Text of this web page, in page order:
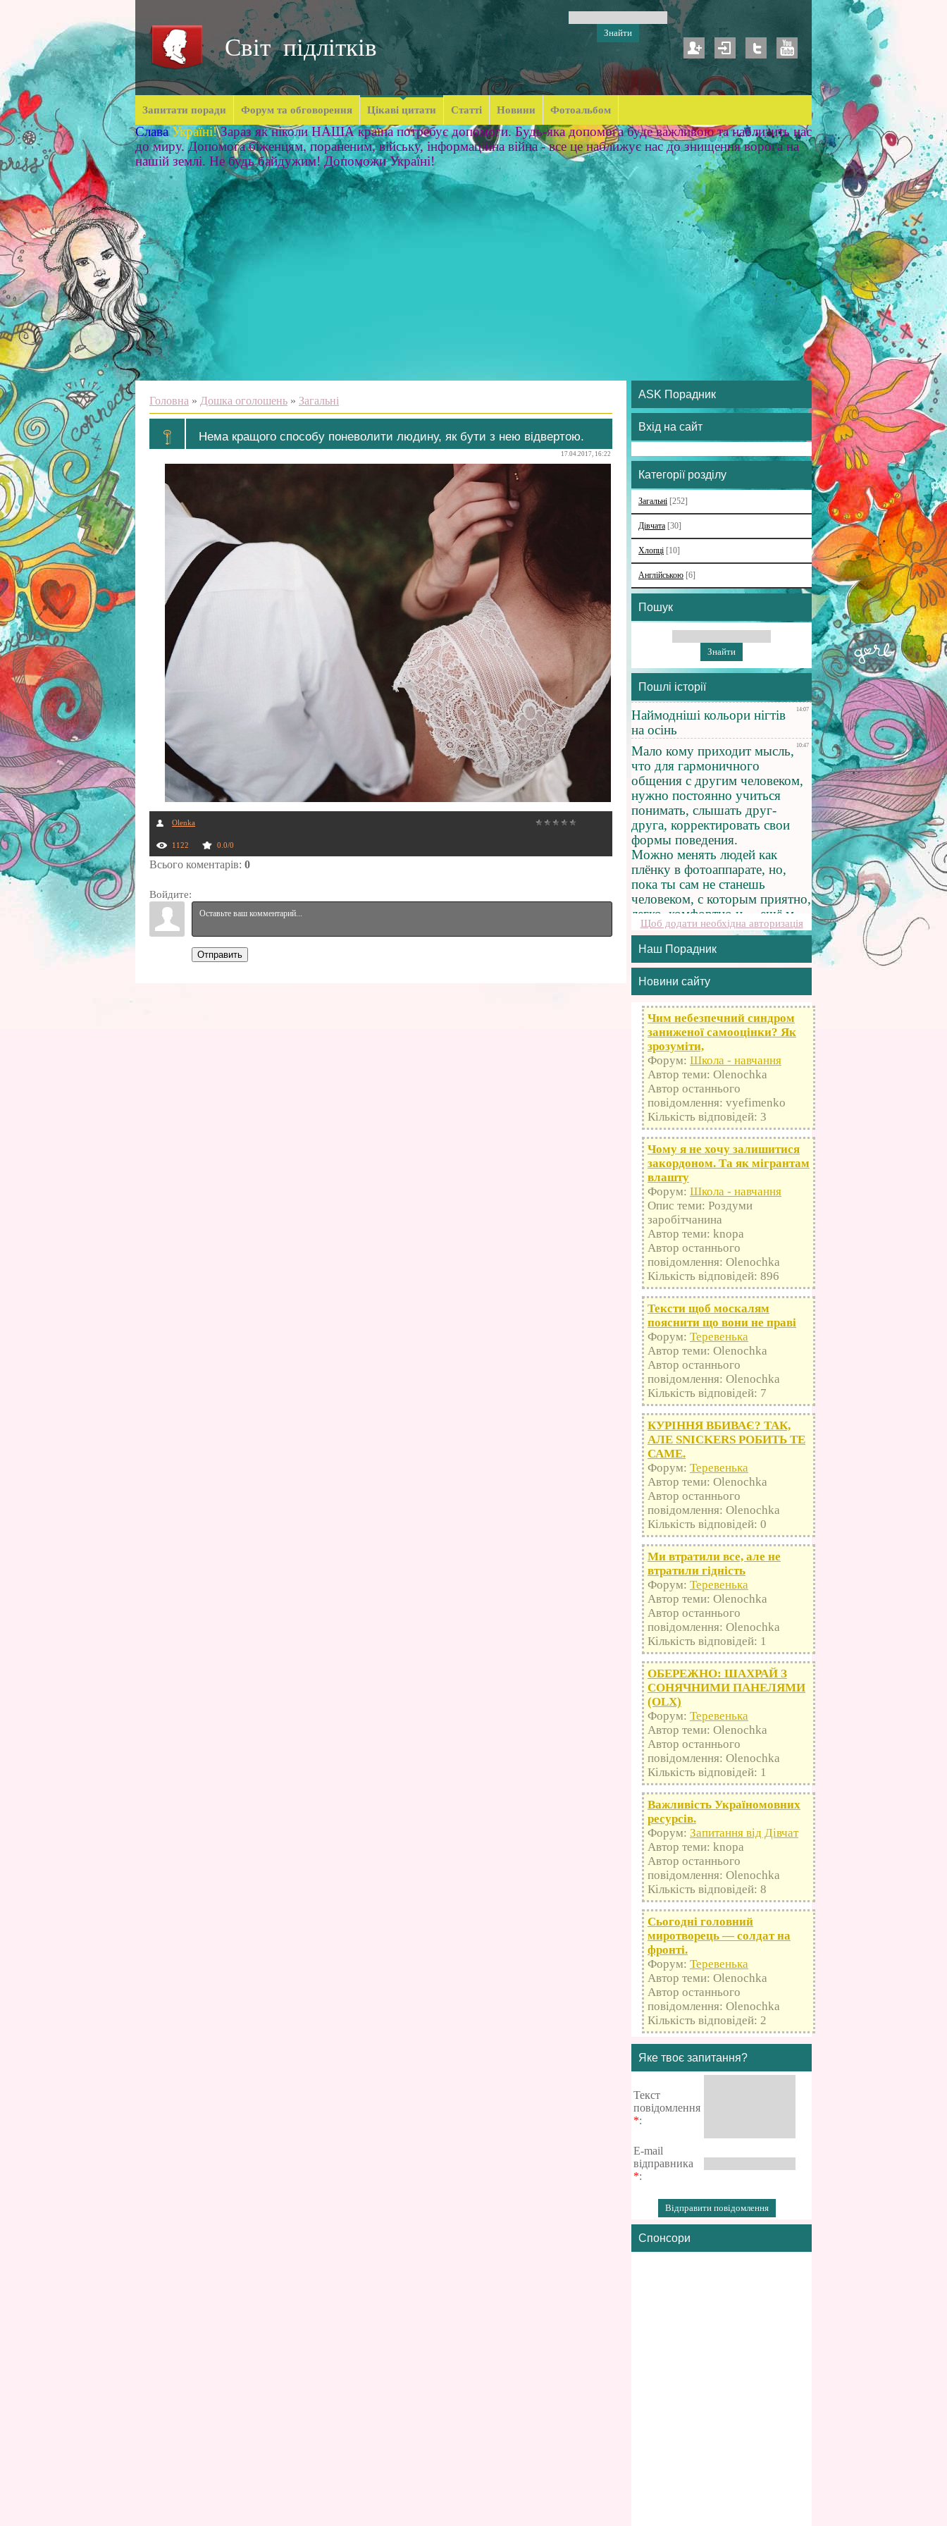
Світ підлітків
Запитати поради Форум та обговорення Цікаві цитати Статті Новини Фотоальбом
Слава Україні! Зараз як ніколи НАША країна потребує допомоги. Будь-яка допомога буде важливою та наблизить нас
до миру. Допомога біженцям, пораненим, війську, інформаційна війна - все це наближує нас до знищення ворога на
нашій землі. Не будь байдужим! Допоможи Україні!
Головна » Дошка оголошень » Загальні
Нема кращого способу поневолити людину, як бути з нею відвертою.
17.04.2017, 16:22
Olenka
1122 0.0/0
Всього коментарів: 0
Войдите:
Отправить
ASK Порадник
Вхід на сайт
Категорії розділу
Загальні [252]
Дівчата [30]
Хлопці [10]
Англійською [6]
Пошук
Пошлі історії
Щоб додати необхідна авторизація
Наш Порадник
Новини сайту
Чим небезпечний синдром
заниженої самооцінки? Як
зрозуміти,
Форум: Школа - навчання
Автор теми: Olenochka
Автор останнього
повідомлення: vyefimenko
Кількість відповідей: 3
Чому я не хочу залишитися
закордоном. Та як мігрантам
влашту
Форум: Школа - навчання
Опис теми: Роздуми
заробітчанина
Автор теми: knopa
Автор останнього
повідомлення: Olenochka
Кількість відповідей: 896
Тексти щоб москалям
пояснити що вони не праві
Форум: Теревенька
Автор теми: Olenochka
Автор останнього
повідомлення: Olenochka
Кількість відповідей: 7
КУРІННЯ ВБИВАЄ? ТАК,
АЛЕ SNICKERS РОБИТЬ ТЕ
САМЕ.
Форум: Теревенька
Автор теми: Olenochka
Автор останнього
повідомлення: Olenochka
Кількість відповідей: 0
Ми втратили все, але не
втратили гідність
Форум: Теревенька
Автор теми: Olenochka
Автор останнього
повідомлення: Olenochka
Кількість відповідей: 1
ОБЕРЕЖНО: ШАХРАЙ З
СОНЯЧНИМИ ПАНЕЛЯМИ
(OLX)
Форум: Теревенька
Автор теми: Olenochka
Автор останнього
повідомлення: Olenochka
Кількість відповідей: 1
Важливість Україномовних
ресурсів.
Форум: Запитання від Дівчат
Автор теми: knopa
Автор останнього
повідомлення: Olenochka
Кількість відповідей: 8
Сьогодні головний
миротворець — солдат на
фронті.
Форум: Теревенька
Автор теми: Olenochka
Автор останнього
повідомлення: Olenochka
Кількість відповідей: 2
Яке твоє запитання?
Текст
повідомлення
*:
E-mail
відправника
*:
Спонсори